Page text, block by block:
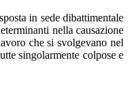
in sede dibattimentale
nella causazione
che si svolgevano nel
singolarmente colpose e